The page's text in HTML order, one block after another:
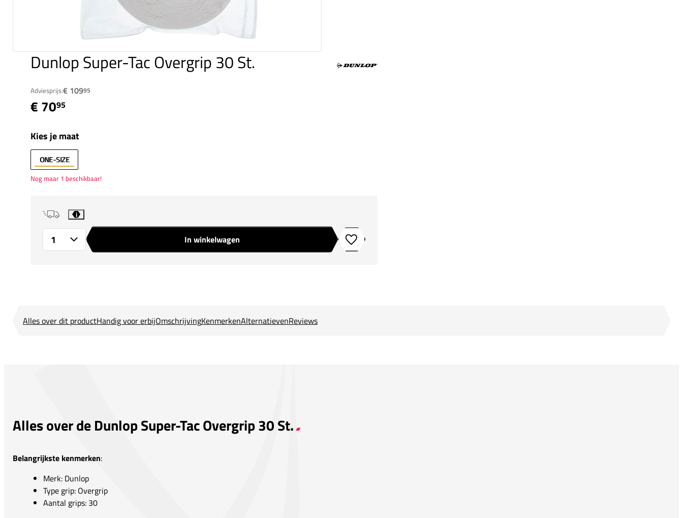
Dunlop Super-Tac Overgrip 30 St.
Adviesprijs:€ 10995
€ 7095
Kies je maat
ONE-SIZE
Nog maar 1 beschikbaar!
i
In winkelwagen Toevoegen aan verlanglijstje
Alles over dit productHandig voor erbijOmschrijvingKenmerkenAlternatievenReviews
Alles over de Dunlop Super-Tac Overgrip 30 St.
Belangrijkste kenmerken:
Merk: Dunlop
Type grip: Overgrip
Aantal grips: 30